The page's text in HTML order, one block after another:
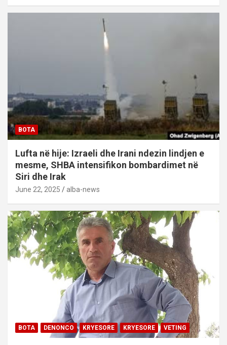
BOTA
Lufta në hije: Izraeli dhe Irani ndezin lindjen e
mesme, SHBA intensifikon bombardimet në
Siri dhe Irak
June 22, 2025 alba-news
BOTA DENONCO KRYESORE KRYESORE VETING